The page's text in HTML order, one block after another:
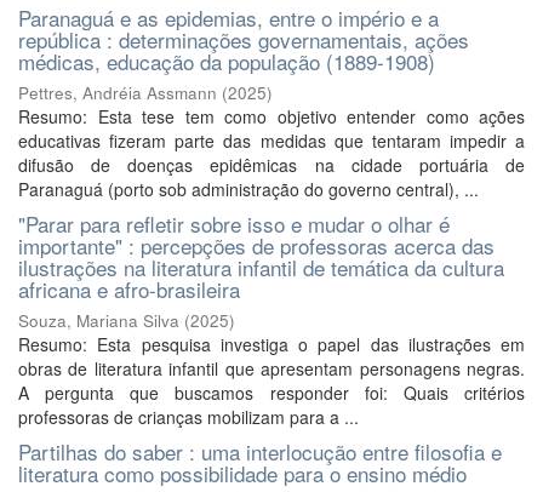
Paranaguá e as epidemias, entre o império e a
república : determinações governamentais, ações
médicas, educação da população (1889-1908)
Pettres, Andréia Assmann (2025)
Resumo: Esta tese tem como objetivo entender como ações
educativas fizeram parte das medidas que tentaram impedir a
difusão de doenças epidêmicas na cidade portuária de
Paranaguá (porto sob administração do governo central), ...
"Parar para refletir sobre isso e mudar o olhar é
importante" : percepções de professoras acerca das
ilustrações na literatura infantil de temática da cultura
africana e afro-brasileira
Souza, Mariana Silva (2025)
Resumo: Esta pesquisa investiga o papel das ilustrações em
obras de literatura infantil que apresentam personagens negras.
A pergunta que buscamos responder foi: Quais critérios
professoras de crianças mobilizam para a ...
Partilhas do saber : uma interlocução entre filosofia e
literatura como possibilidade para o ensino médio